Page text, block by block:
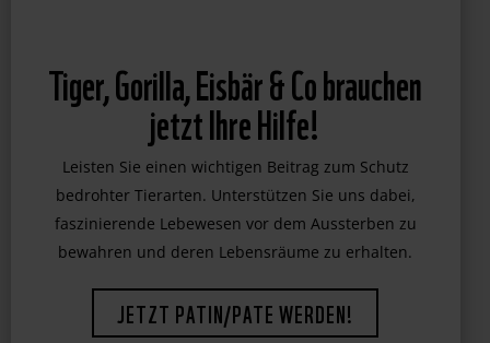
Tiger, Gorilla, Eisbär & Co brauchen
jetzt Ihre Hilfe!
Leisten Sie einen wichtigen Beitrag zum Schutz
bedrohter Tierarten. Unterstützen Sie uns dabei,
JETZT PATIN/PATE WERDEN!